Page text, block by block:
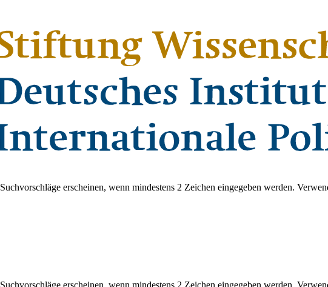
Suchvorschläge erscheinen, wenn mindestens 2 Zeichen eingegeben werden.